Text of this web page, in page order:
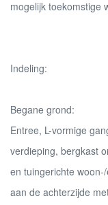
mogelijk toekomstige
Indeling:
Begane grond:
Entree, L-vormige
verdieping, bergkast
en tuingerichte
aan de achterzijde